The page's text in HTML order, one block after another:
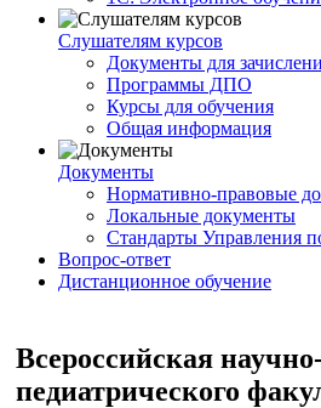
Слушателям курсов
Документы для
Программы ДПО
Курсы для обучения
Общая информация
Документы
Нормативно-правовые
Локальные документы
Стандарты Управления
Вопрос-ответ
Дистанционное обучение
Всероссийская
педиатрического